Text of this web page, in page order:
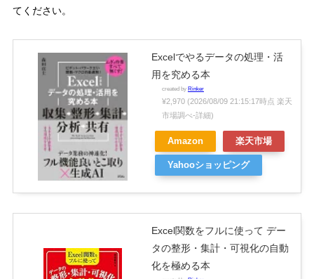
てください。
Excelでやるデータの処理・活
用を究める本
created by Rinker
¥2,970 (2026/08/09 21:15:17時点 楽天
市場調べ-詳細)
Amazon 楽天市場
Yahooショッピング
Excel関数をフルに使って デー
タの整形・集計・可視化の自動
化を極める本